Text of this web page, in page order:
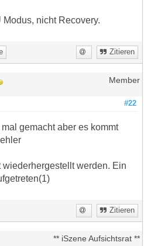
nicht Recovery.
Zitieren
Member
#22
gemacht aber es kommt
werden. Ein
Zitieren
** iSzene Aufsichtsrat **